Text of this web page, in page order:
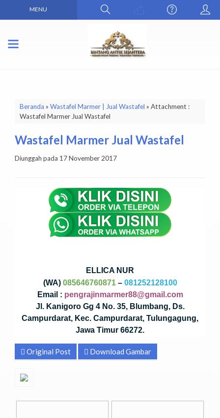
MENU
Beranda » Wastafel Marmer | Jual Wastafel » Attachment :
Wastafel Marmer Jual Wastafel
Wastafel Marmer Jual Wastafel
Diunggah pada 17 November 2017
ELLICA NUR
(WA) 085646760871– 081252128100
Email : pengrajinmarmer88@gmail.com
Jl. Kanigoro Gg 4 No. 35, Blumbang, Ds.
Campurdarat, Kec. Campurdarat, Tulungagung,
Jawa Timur 66272.
Original Post Download Gambar